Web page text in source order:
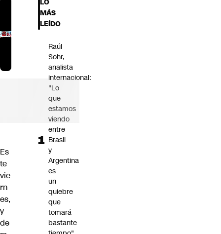
Es
te
vie
rn
es,
y
de
LO
MÁS
LEÍDO
Raúl
Sohr,
analista
internacional:
"Lo
que
estamos
viendo
entre
Brasil
y
Argentina
es
un
quiebre
que
tomará
bastante